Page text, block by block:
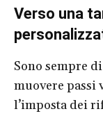
Verso una
Sono sempre
muovere passi
l’imposta dei